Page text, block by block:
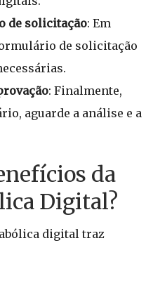
de solicitação: Em
de solicitação
: Finalmente,
aguarde a análise e a
da
Digital?
digital traz